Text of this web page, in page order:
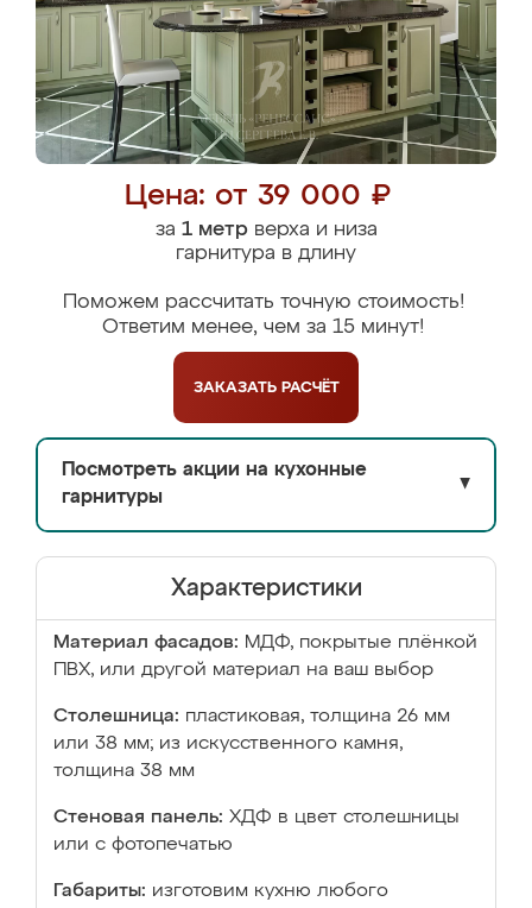
Цена: от 39 000 ₽
за 1 метрверха и низа
гарнитура в длину
Поможем рассчитать точную стоимость!
Ответим менее, чем за 15 минут!
ЗАКАЗАТЬ РАСЧЁТ
Посмотреть акции на кухонные
гарнитуры
▼
Характеристики
Материал фасадов: МДФ, покрытые плёнкой
ПВХ, или другой материал на ваш выбор
Столешница: пластиковая, толщина 26 мм
или 38 мм; из искусственного камня,
толщина 38 мм
Стеновая панель: ХДФ в цвет столешницы
или с фотопечатью
Габариты: изготовим кухню любого